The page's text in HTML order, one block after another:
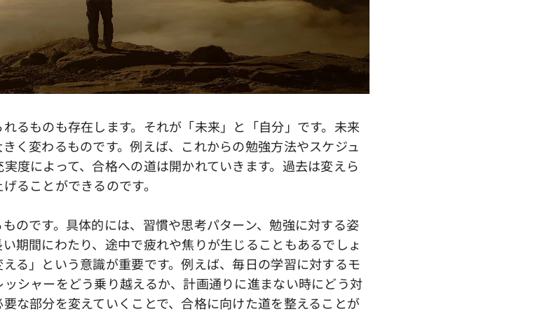
るものも存在します。それが「未来」と「自分」です。未来
く変わるものです。例えば、これからの勉強方法やスケジュ
度によって、合格への道は開かれていきます。過去は変えら
ることができるのです。
のです。具体的には、習慣や思考パターン、勉強に対する姿
期間にわたり、途中で疲れや焦りが生じることもあるでしょ
る」という意識が重要です。例えば、毎日の学習に対するモ
シャーをどう乗り越えるか、計画通りに進まない時にどう対
な部分を変えていくことで、合格に向けた道を整えることが